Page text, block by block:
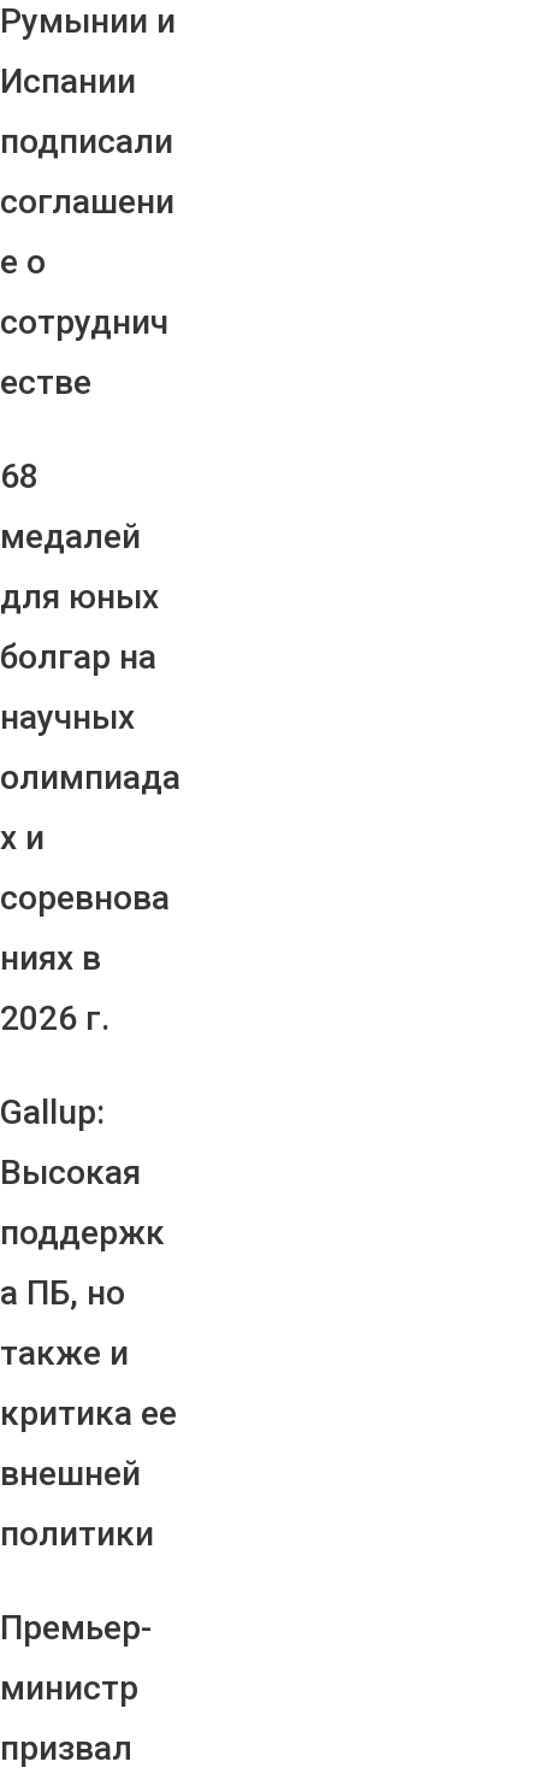
Румынии и
Испании
подписали
соглашени
е о
сотруднич
естве
68
медалей
для юных
болгар на
научных
олимпиада
х и
соревнова
ниях в
2026 г.
Gallup:
Высокая
поддержк
а ПБ, но
также и
критика ее
внешней
политики
Премьер-
министр
призвал